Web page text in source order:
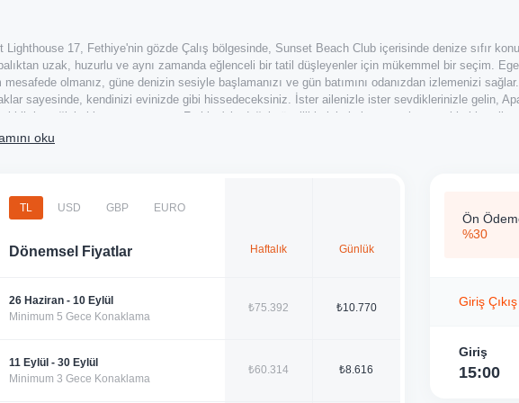
Lighthouse 17, Fethiye'nin gözde Çalış bölgesinde, Sunset Beach Club içerisinde denize sıfır
uzak, huzurlu ve aynı zamanda eğlenceli bir tatil düşleyenler için mükemmel bir seçim.
mesafede olmanız, güne denizin sesiyle başlamanızı ve gün batımını odanızdan izlemenizi
sayesinde, kendinizi evinizde gibi hissedeceksiniz. İster ailenizle ister sevdiklerinizle gelin,
biriktireceğiniz bir ortam sunuyor. Fethiye'nin doğal güzellikleriyle iç içe, sessiz ve sakin bir tatil
Lighthouse 17'nin Özel Donanımları
Lighthouse 17, konforunuz ve rahatınız düşünülerek özenle tasarlanmıştır. İçeri girdiğinizde sizi
kendi yemeklerinizi hazırlayabilir, tatilinizi daha ekonomik ve kişiselleştirilmiş hale
bağlı kalabilir, sevdiklerinizle kolayca iletişim kurabilirsiniz. Klima sayesinde Fethiye'nin sıcak
da özel kılıyor. Fethiye apart otel
konforunu keşfedin. Gün içinde havuzda serinleyebilir,
oku
TL USD GBP EURO
Dönemsel Fiyatlar Haftalık Günlük
26 Haziran - 10 Eylül
Minimum 5 Gece Konaklama
₺75.392 ₺10.770
11 Eylül - 30 Eylül
Minimum 3 Gece Konaklama
₺60.314 ₺8.616
Ön
%30
Giriş
Giriş
15:00